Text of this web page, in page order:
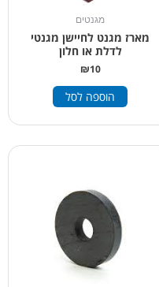
מגנטים
מארז מגנט לחיישן מגנטי
לדלת או חלון
₪10
הוספה לסל